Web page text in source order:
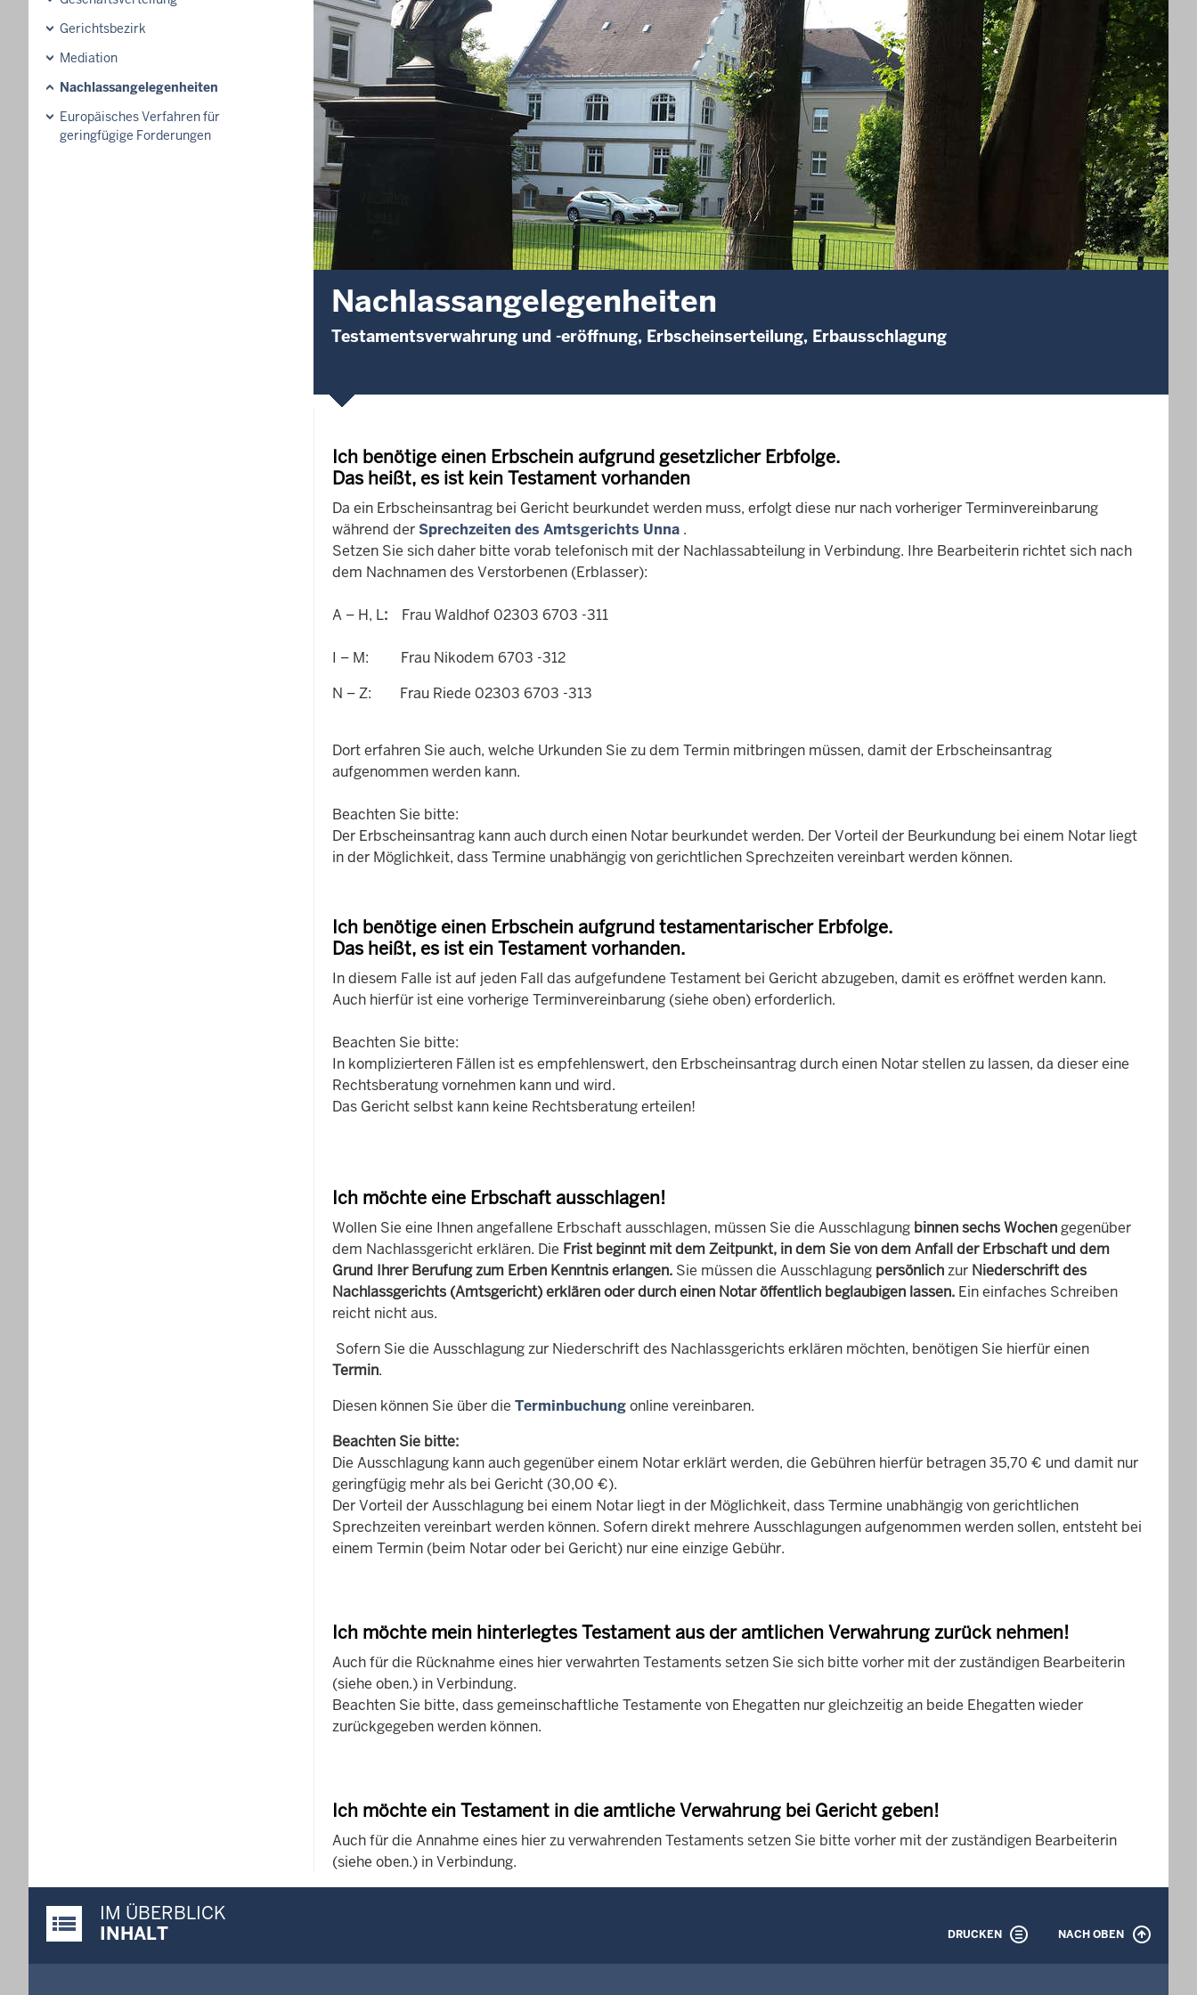
Gerichtsbezirk
Mediation
Nachlassangelegenheiten
Europäisches Verfahren für
geringfügige Forderungen
Nachlassangelegenheiten
Testamentsverwahrung und -eröffnung, Erbscheinserteilung, Erbausschlagung
Ich benötige einen Erbschein aufgrund gesetzlicher Erbfolge.
Das heißt, es ist kein Testament vorhanden
Da ein Erbscheinsantrag bei Gericht beurkundet werden muss, erfolgt diese nur nach vorheriger Terminvereinbarung
während derSprechzeiten des Amtsgerichts Unna .
Setzen Sie sich daher bitte vorab telefonisch mit der Nachlassabteilung in Verbindung. Ihre Bearbeiterin richtet sich nach
dem Nachnamen des Verstorbenen (Erblasser):
A – H, L: Frau Waldhof 02303 6703 -311
I – M: Frau Nikodem 6703 -312
N – Z: Frau Riede 02303 6703 -313
Dort erfahren Sie auch, welche Urkunden Sie zu dem Termin mitbringen müssen, damit der Erbscheinsantrag
aufgenommen werden kann.
Beachten Sie bitte:
Der Erbscheinsantrag kann auch durch einen Notar beurkundet werden. Der Vorteil der Beurkundung bei einem Notar liegt
in der Möglichkeit, dass Termine unabhängig von gerichtlichen Sprechzeiten vereinbart werden können.
Ich benötige einen Erbschein aufgrund testamentarischer Erbfolge.
Das heißt, es ist ein Testament vorhanden.
In diesem Falle ist auf jeden Fall das aufgefundene Testament bei Gericht abzugeben, damit es eröffnet werden kann.
Auch hierfür ist eine vorherige Terminvereinbarung (siehe oben) erforderlich.
Beachten Sie bitte:
In komplizierteren Fällen ist es empfehlenswert, den Erbscheinsantrag durch einen Notar stellen zu lassen, da dieser eine
Rechtsberatung vornehmen kann und wird.
Das Gericht selbst kann keine Rechtsberatung erteilen!
Ich möchte eine Erbschaft ausschlagen!
Wollen Sie eine Ihnen angefallene Erbschaft ausschlagen, müssen Sie die Ausschlagung binnen sechs Wochengegenüber
dem Nachlassgericht erklären. Die Frist beginnt mit dem Zeitpunkt, in dem Sie von dem Anfall der Erbschaft und dem
Grund Ihrer Berufung zum Erben Kenntnis erlangen. Sie müssen die Ausschlagung persönlichzur Niederschrift des
Nachlassgerichts (Amtsgericht)erklären oder durch einen Notar öffentlich beglaubigen lassen. Ein einfaches Schreiben
reicht nicht aus.
Sofern Sie die Ausschlagung zur Niederschrift des Nachlassgerichts erklären möchten, benötigen Sie hierfür einen
Termin.
Diesen können Sie über die Terminbuchungonline vereinbaren.
Beachten Sie bitte:
Die Ausschlagung kann auch gegenüber einem Notar erklärt werden, die Gebühren hierfür betragen 35,70 € und damit nur
geringfügig mehr als bei Gericht (30,00 €).
Der Vorteil der Ausschlagung bei einem Notar liegt in der Möglichkeit, dass Termine unabhängig von gerichtlichen
Sprechzeiten vereinbart werden können. Sofern direkt mehrere Ausschlagungen aufgenommen werden sollen, entsteht bei
einem Termin (beim Notar oder bei Gericht) nur eine einzige Gebühr.
Ich möchte mein hinterlegtes Testament aus der amtlichen Verwahrung zurück nehmen!
Auch für die Rücknahme eines hier verwahrten Testaments setzen Sie sich bitte vorher mit der zuständigen Bearbeiterin
(siehe oben.) in Verbindung.
Beachten Sie bitte, dass gemeinschaftliche Testamente von Ehegatten nur gleichzeitig an beide Ehegatten wieder
zurückgegeben werden können.
Ich möchte ein Testament in die amtliche Verwahrung bei Gericht geben!
Auch für die Annahme eines hier zu verwahrenden Testaments setzen Sie bitte vorher mit der zuständigen Bearbeiterin
(siehe oben.) in Verbindung.
Justiz-Portal im Überblick:
IM ÜBERBLICK
INHALT
DRUCKEN NACH OBEN